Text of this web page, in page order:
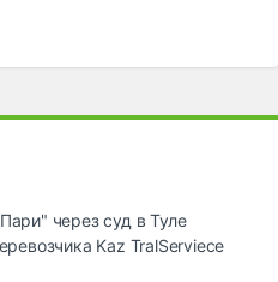
через суд в Туле
Kaz TralServiece